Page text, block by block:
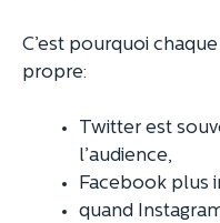
C’est pourquoi
propre:
Twitter est
l’audience,
Facebook plus
quand